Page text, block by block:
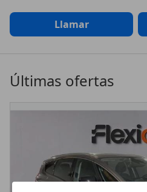
Llamar
Últimas ofertas